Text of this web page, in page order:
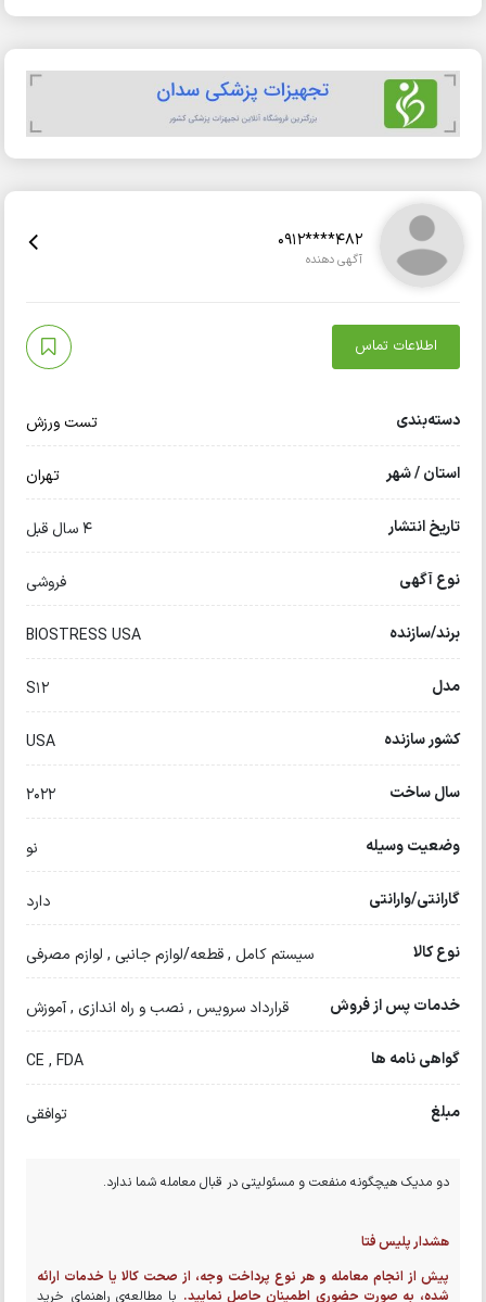
0912****482
آگهی دهنده
اطلاعات تماس
دسته‌بندی تست ورزش
استان / شهر تهران
تاریخ انتشار 4 سال قبل
نوع آگهی فروشی
برند/سازنده BIOSTRESS USA
مدل S12
کشور سازنده USA
سال ساخت 2022
وضعیت وسیله نو
گارانتی/وارانتی دارد
نوع کالا سیستم کامل , قطعه/لوازم جانبی , لوازم مصرفی
خدمات پس از فروش قرارداد سرویس , نصب و راه اندازی , آموزش
گواهی نامه ها CE , FDA
مبلغ توافقی
دو مدیک هیچگونه منفعت و مسئولیتی در قبال معامله شما ندارد.
هشدار پلیس فتا
پیش از انجام معامله و هر نوع پرداخت وجه، از صحت کالا یا خدمات ارائه
شده، به صورت حضوری اطمینان حاصل نمایید. با مطالعه‌ی راهنمای خرید